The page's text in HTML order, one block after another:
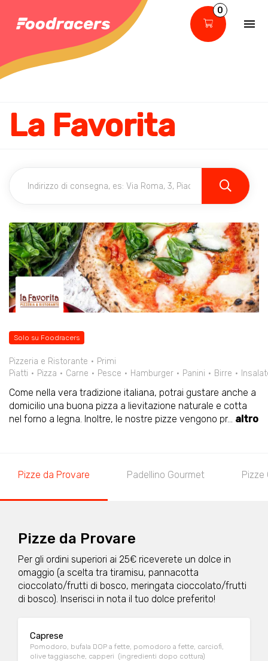
0
La Favorita
Solo su Foodracers
Pizzeria e Ristorante
Primi
Piatti
Pizza Carne Pesce Hamburger Panini Birre
Come nella vera tradizione italiana, potrai gustare anche a
domicilio una buona pizza a lievitazione naturale e cotta
nel forno a legna. Inoltre, le nostre pizze vengono pr... altro
Pizze da Provare Padellino Gourmet Pizze
Pizze da Provare
Per gli ordini superiori ai 25€ riceverete un dolce in
omaggio (a scelta tra tiramisu, pannacotta
cioccolato/frutti di bosco, meringata cioccolato/frutti
di bosco). Inserisci in nota il tuo dolce preferito!
Caprese
Pomodoro, bufala DOP a fette, pomodoro a fette, carciofi,
olive taggiasche, capperi (ingredienti dopo cottura)